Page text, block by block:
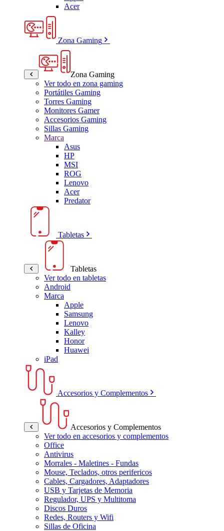
Acer
Zona Gaming
Zona Gaming
Ver todo en zona gaming
Portátiles Gaming
Torres Gaming
Monitores Gamer
Accesorios Gaming
Sillas Gaming
Marca
Asus
HP
MSI
ROG
Lenovo
Acer
Predator
Tabletas
Tabletas
Ver todo en tabletas
Android
Marca
Apple
Samsung
Lenovo
Kalley
Honor
Huawei
iPad
Accesorios y Complementos
Accesorios y Complementos
Ver todo en accesorios y complementos
Office
Antivirus
Morrales - Maletines - Fundas
Mouse, Teclados, otros perifericos
Cables, Cargadores, Adaptadores
USB y Tarjetas de Memoria
Regulador, UPS y Multitoma
Discos Duros
Redes, Routers y Wifi
Sillas de Oficina